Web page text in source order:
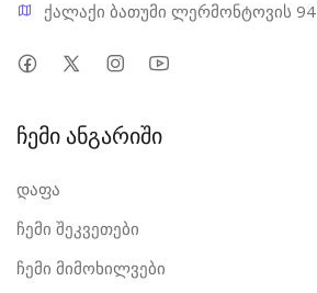
ქალაქი ბათუმი ლერმონტოვის 94
ჩემი ანგარიში
დაფა
ჩემი შეკვეთები
ჩემი მიმოხილვები